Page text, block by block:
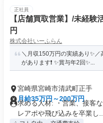
正社員
【店舗買取営業】/未経験
円
株式会社いーふらん
＼月収150万円の実績あり✨
があります❗ ✨賞与年2回✨...
宮崎県宮崎市清武町正手
月給35万円～200万円
求める人材: ・営業、接客
レアポや飛び込みを卒業し...